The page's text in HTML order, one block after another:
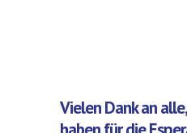
Vielen Dank an